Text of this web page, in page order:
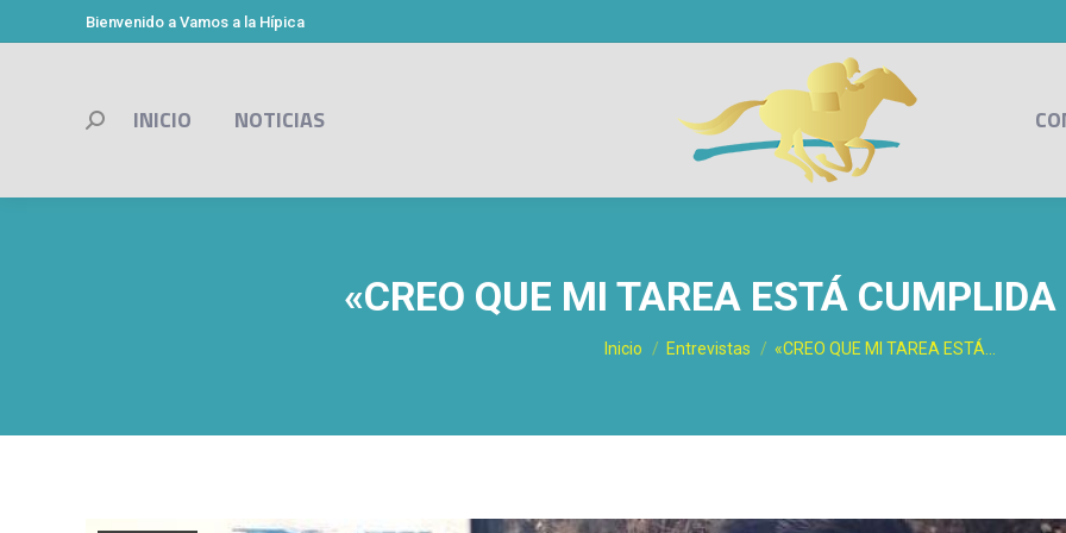
Bienvenido a Vamos a la Hípica
INICIO NOTICIAS
Buscar:
«CREO QUE MI TAREA ESTÁ
Estás aquí:
Inicio Entrevistas «CREO QUE MI TAREA ESTÁ…